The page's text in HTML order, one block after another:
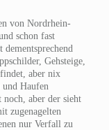
von Nordrhein-
schon fast
Gehsteige,
aber nix
Haufen
noch, aber der sieht
zugenagelten
nur Verfall zu